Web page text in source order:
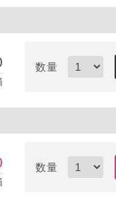
数量
数量